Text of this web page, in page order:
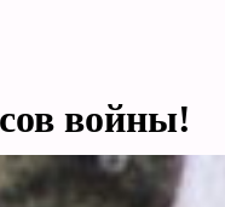
войны!